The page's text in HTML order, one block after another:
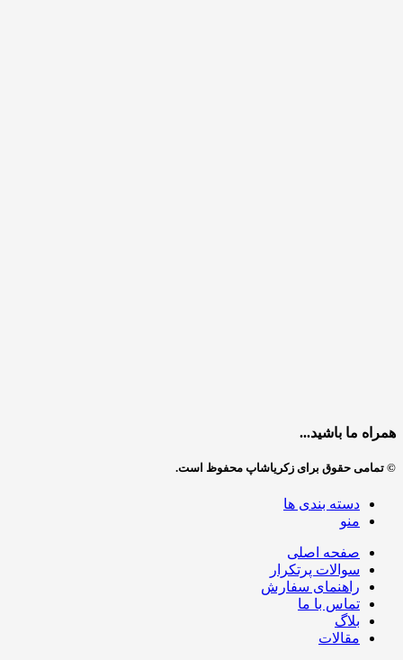
همراه ما باشید...
© تمامی حقوق برای زکریاشاپ محفوظ است.
دسته بندی ها
منو
صفحه اصلی
سوالات پرتکرار
راهنمای سفارش
تماس با ما
بلاگ
مقالات